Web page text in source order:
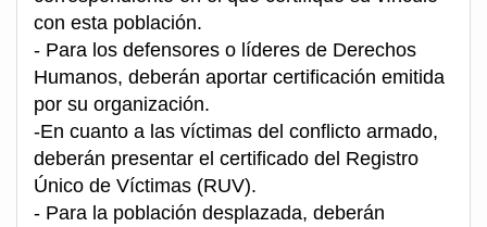
con esta población.
- Para los defensores o líderes de Derechos
Humanos, deberán aportar certificación emitida
por su organización.
-En cuanto a las víctimas del conflicto armado,
deberán presentar el certificado del Registro
Único de Víctimas (RUV).
- Para la población desplazada, deberán